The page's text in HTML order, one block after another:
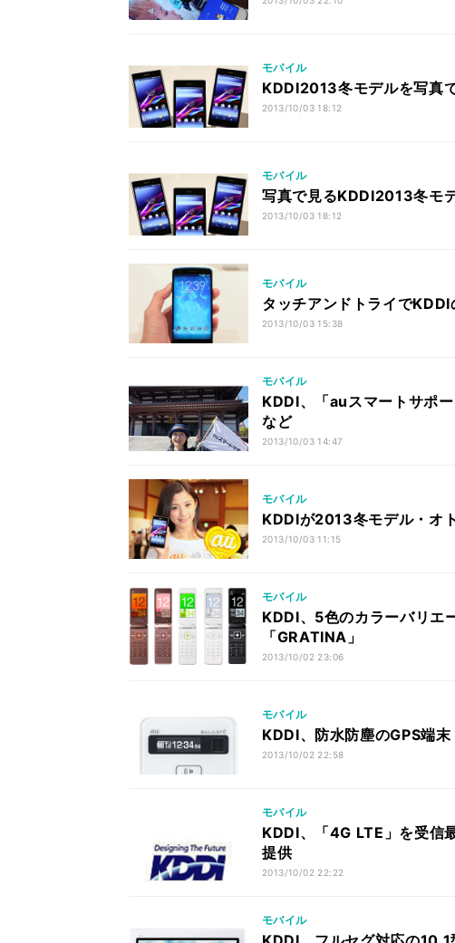
モバイル
KDDI2013冬モデルを写真
2013/10/03 18:12
モバイル
写真で見るKDDI2013冬モ
2013/10/03 18:12
モバイル
タッチアンドトライで
2013/10/03 15:38
モバイル
KDDI、「auスマートサポ
など
2013/10/03 14:47
モバイル
KDDIが2013冬モデル・オ
2013/10/03 11:15
モバイル
KDDI、5色のカラーバリエ
「GRATINA」
2013/10/02 23:06
モバイル
KDDI、防水防塵のGPS端
2013/10/02 22:58
モバイル
KDDI、「4G LTE」を受信
提供
2013/10/02 22:22
モバイル